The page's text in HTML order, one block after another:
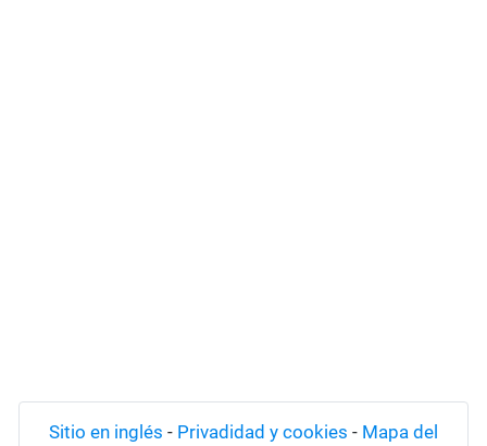
Sitio en inglés - Privadidad y cookies - Mapa del